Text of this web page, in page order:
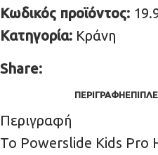
Κωδικός προϊόντος:
Κατηγορία: Κράνη
Share:
ΠΕΡΙΓΡΑΦΉ
Περιγραφή
Το Powerslide Kids Pro